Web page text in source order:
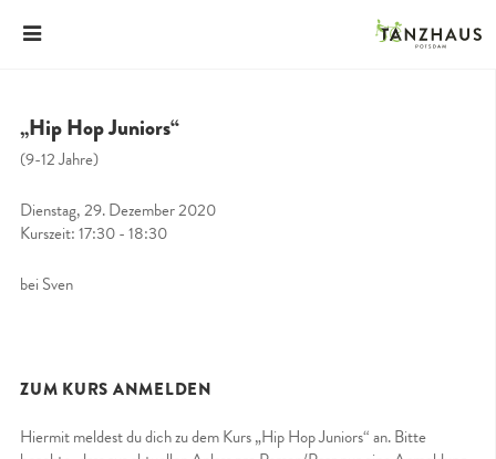
„Hip Hop Juniors“
(9-12 Jahre)
Dienstag, 29. Dezember 2020
Kurszeit: 17:30 - 18:30
bei Sven
ZUM KURS ANMELDEN
Hiermit meldest du dich zu dem Kurs „Hip Hop Juniors“ an. Bitte